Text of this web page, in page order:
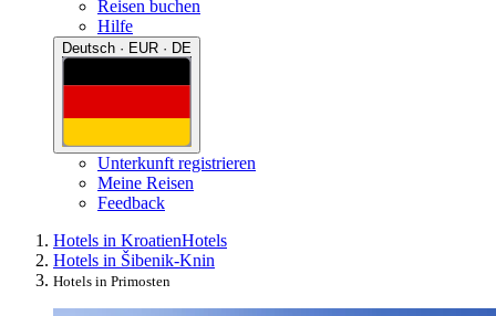
Reisen buchen
Hilfe
Deutsch · EUR · DE
Unterkunft registrieren
Meine Reisen
Feedback
Hotels in KroatienHotels
Hotels in Šibenik-Knin
Hotels in Primosten